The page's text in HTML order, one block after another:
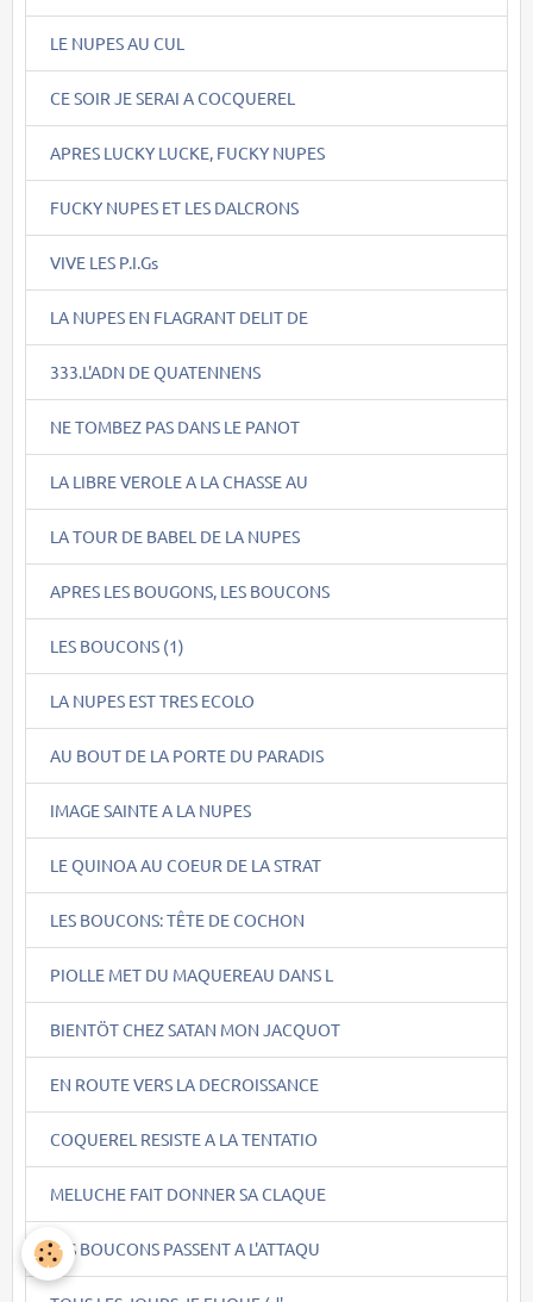
LE NUPES AU CUL
CE SOIR JE SERAI A COCQUEREL
APRES LUCKY LUCKE, FUCKY NUPES
FUCKY NUPES ET LES DALCRONS
VIVE LES P.I.Gs
LA NUPES EN FLAGRANT DELIT DE
333.L'ADN DE QUATENNENS
NE TOMBEZ PAS DANS LE PANOT
LA LIBRE VEROLE A LA CHASSE AU
LA TOUR DE BABEL DE LA NUPES
APRES LES BOUGONS, LES BOUCONS
LES BOUCONS (1)
LA NUPES EST TRES ECOLO
AU BOUT DE LA PORTE DU PARADIS
IMAGE SAINTE A LA NUPES
LE QUINOA AU COEUR DE LA STRAT
LES BOUCONS: TÊTE DE COCHON
PIOLLE MET DU MAQUEREAU DANS L
BIENTÖT CHEZ SATAN MON JACQUOT
EN ROUTE VERS LA DECROISSANCE
COQUEREL RESISTE A LA TENTATIO
MELUCHE FAIT DONNER SA CLAQUE
LES BOUCONS PASSENT A L'ATTAQU